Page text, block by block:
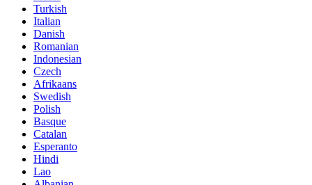
Turkish
Italian
Danish
Romanian
Indonesian
Czech
Afrikaans
Swedish
Polish
Basque
Catalan
Esperanto
Hindi
Lao